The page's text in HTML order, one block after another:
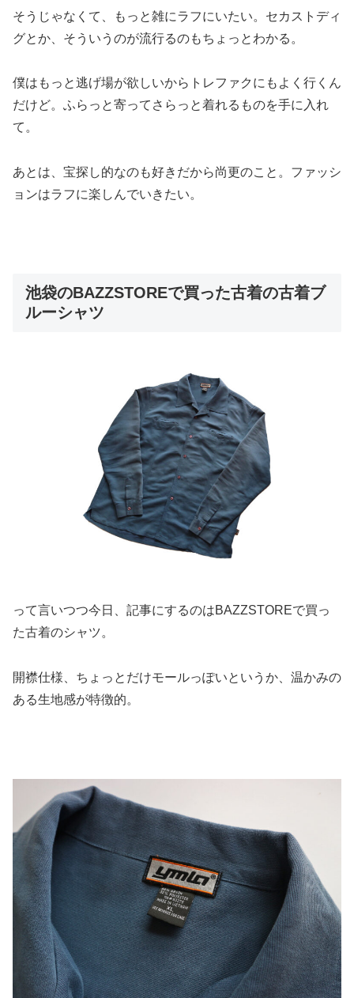
そうじゃなくて、もっと雑にラフにいたい。セカストディ
グとか、そういうのが流行るのもちょっとわかる。
僕はもっと逃げ場が欲しいからトレファクにもよく行くん
だけど。ふらっと寄ってさらっと着れるものを手に入れ
て。
あとは、宝探し的なのも好きだから尚更のこと。ファッシ
ョンはラフに楽しんでいきたい。
池袋のBAZZSTOREで買った古着の古着ブ
ルーシャツ
って言いつつ今日、記事にするのはBAZZSTOREで買っ
た古着のシャツ。
開襟仕様、ちょっとだけモールっぽいというか、温かみの
ある生地感が特徴的。